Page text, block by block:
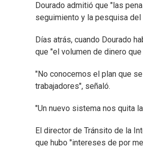
Dourado admitió que "las
seguimiento y la pesquisa del
Días atrás, cuando Dourado
que "el volumen de dinero
"No conocemos el plan que
trabajadores", señaló.
"Un nuevo sistema nos quita
El director de Tránsito de la
que hubo "intereses de por